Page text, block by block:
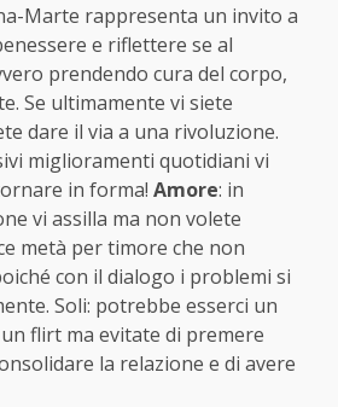
Marte rappresenta un invito a
e riflettere se al
prendendo cura del corpo,
Se ultimamente vi siete
dare il via a una rivoluzione.
miglioramenti quotidiani vi
in forma! Amore: in
vi assilla ma non volete
metà per timore che non
con il dialogo i problemi si
Soli: potrebbe esserci un
flirt ma evitate di premere
la relazione e di avere